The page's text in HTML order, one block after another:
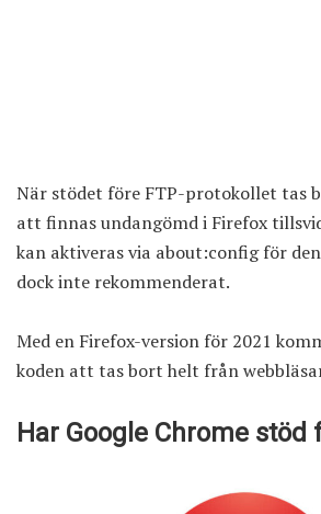
När stödet före FTP-protokollet tas
att finnas undangömd i Firefox
kan aktiveras via about:config för
dock inte rekommenderat.
Med en Firefox-version för 2021
koden att tas bort helt från
Har Google Chrome stöd